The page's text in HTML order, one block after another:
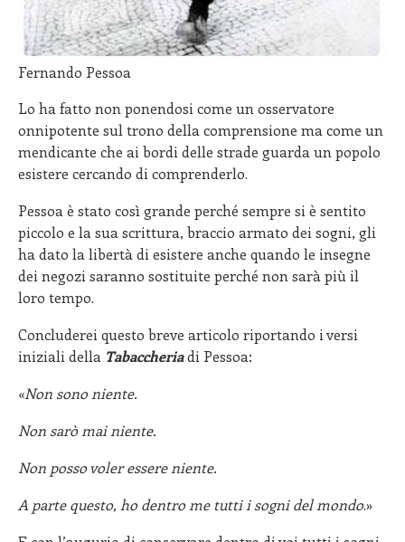
Fernando Pessoa
Lo ha fatto non ponendosi come un osservatore
onnipotente sul trono della comprensione ma come un
mendicante che ai bordi delle strade guarda un popolo
esistere cercando di comprenderlo.
Pessoa è stato così grande perché sempre si è sentito
piccolo e la sua scrittura, braccio armato dei sogni, gli
ha dato la libertà di esistere anche quando le insegne
dei negozi saranno sostituite perché non sarà più il
loro tempo.
Concluderei questo breve articolo riportando i versi
iniziali della Tabaccheriadi Pessoa:
«Non sono niente.
Non sarò mai niente.
Non posso voler essere niente.
A parte questo, ho dentro me tutti i sogni del mondo.»